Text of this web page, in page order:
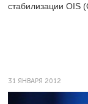
стабилизации OIS
31 ЯНВАРЯ 2012